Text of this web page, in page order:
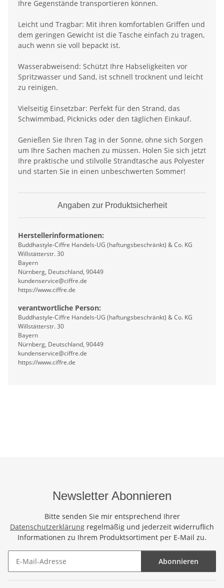
Ihre Gegenstände transportieren können.
Leicht und Tragbar: Mit ihren komfortablen Griffen und
dem geringen Gewicht ist die Tasche einfach zu tragen,
auch wenn sie voll bepackt ist.
Wasserabweisend: Schützt Ihre Habseligkeiten vor
Spritzwasser und Sand, ist schnell trocknent und leicht
zu reinigen.
Vielseitig Einsetzbar: Perfekt für den Strand, das
Schwimmbad, Picknicks oder den täglichen Einkauf.
Genießen Sie Ihren Tag in der Sonne, ohne sich Sorgen
um Ihre Sachen machen zu müssen. Holen Sie sich jetzt
Ihre praktische und stilvolle Strandtasche aus Polyester
und starten Sie in einen unbeschwerten Sommer!
Angaben zur Produktsicherheit
Herstellerinformationen:
Buddhastyle-Ciffre Handels-UG (haftungsbeschränkt) & Co. KG
Willstätterstr. 30
Bayern
Nürnberg, Deutschland, 90449
kundenservice@ciffre.de
https://www.ciffre.de
verantwortliche Person:
Buddhastyle-Ciffre Handels-UG (haftungsbeschränkt) & Co. KG
Willstätterstr. 30
Bayern
Nürnberg, Deutschland, 90449
kundenservice@ciffre.de
https://www.ciffre.de
Newsletter Abonnieren
Bitte senden Sie mir entsprechend Ihrer
Datenschutzerklärung regelmäßig und jederzeit widerruflich
Informationen zu Ihrem Produktsortiment per E-Mail zu.
Abonnieren